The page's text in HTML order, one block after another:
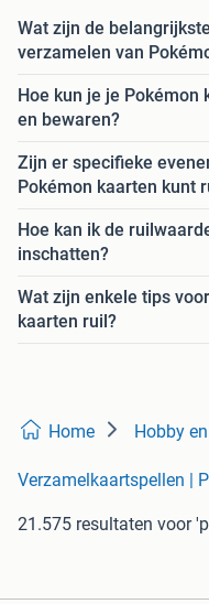
Wat zijn de
verzamelen van
Hoe kun je je
en bewaren?
Zijn er specifieke
Pokémon kaarten kunt
Hoe kan ik de
inschatten?
Wat zijn enkele tips
kaarten ruil?
Home Hobby
Verzamelkaartspellen |
21.575 resultaten voor